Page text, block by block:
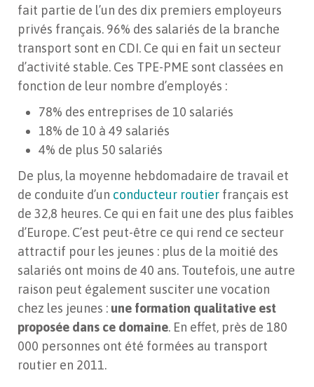
fait partie de l’un des dix premiers employeurs
privés français. 96% des salariés de la branche
transport sont en CDI. Ce qui en fait un secteur
d’activité stable. Ces TPE-PME sont classées en
fonction de leur nombre d’employés :
78% des entreprises de 10 salariés
18% de 10 à 49 salariés
4% de plus 50 salariés
De plus, la moyenne hebdomadaire de travail et
de conduite d’un conducteur routier français est
de 32,8 heures. Ce qui en fait une des plus faibles
d’Europe. C’est peut-être ce qui rend ce secteur
attractif pour les jeunes : plus de la moitié des
salariés ont moins de 40 ans. Toutefois, une autre
raison peut également susciter une vocation
chez les jeunes : une formation qualitative est
proposée dans ce domaine. En effet, près de 180
000 personnes ont été formées au transport
routier en 2011.